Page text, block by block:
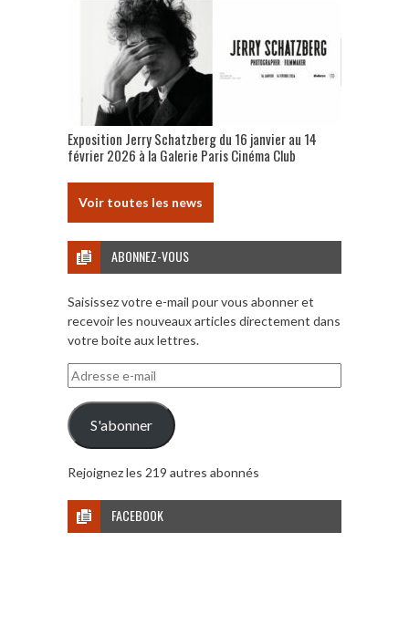
Exposition Jerry Schatzberg du 16 janvier au 14
février 2026 à la Galerie Paris Cinéma Club
Voir toutes les news
ABONNEZ-VOUS
Saisissez votre e-mail pour vous abonner et
recevoir les nouveaux articles directement dans
votre boite aux lettres.
Adresse
e-
mail
S'abonner
Rejoignez les 219 autres abonnés
FACEBOOK